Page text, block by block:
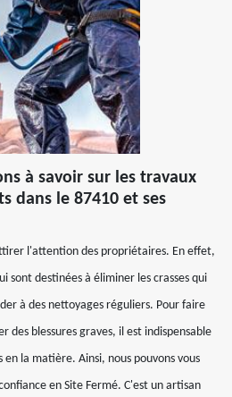
à savoir sur les travaux
dans le 87410 et ses
l'attention des propriétaires. En effet,
sont destinées à éliminer les crasses qui
à des nettoyages réguliers. Pour faire
des blessures graves, il est indispensable
la matière. Ainsi, nous pouvons vous
en Site Fermé. C'est un artisan